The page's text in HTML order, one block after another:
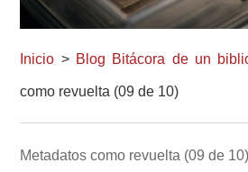
Inicio > Blog Bitácora de un
como revuelta (09 de 10)
Metadatos como revuelta (09 de 10)